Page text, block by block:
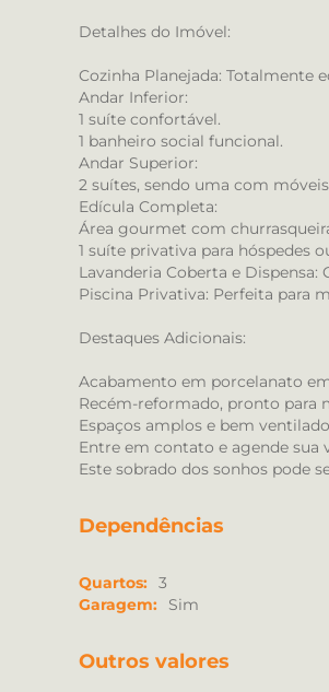
Detalhes do Imóvel:
Cozinha Planejada: Totalmente
Andar Inferior:
1 suíte confortável.
1 banheiro social funcional.
Andar Superior:
2 suítes, sendo uma com
Edícula Completa:
Área gourmet com
1 suíte privativa para hóspedes
Lavanderia Coberta e
Piscina Privativa: Perfeita para
Destaques Adicionais:
Acabamento em porcelanato
Recém-reformado, pronto para
Espaços amplos e bem
Entre em contato e agende sua
Este sobrado dos sonhos pode
Dependências
Quartos: 3
Garagem:
Sim
Outros valores